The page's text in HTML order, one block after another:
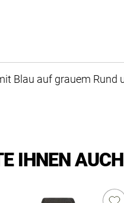
Blau auf grauem
IHNEN